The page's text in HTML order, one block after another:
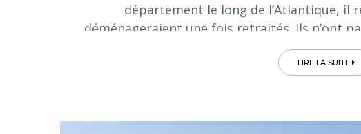
département le long de l’Atlantique, il
déménageraient une fois retraités. Ils n’ont
a proposé d’acheter leur maison en
rapidement trouvé la propriété de leur rêve
LIRE LA SUITE